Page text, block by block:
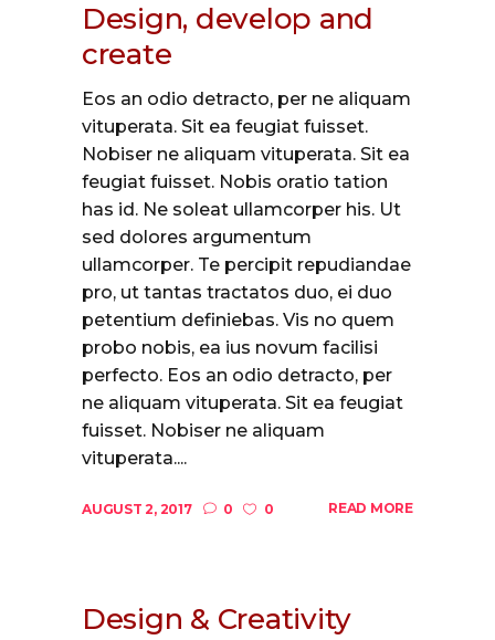
Design, develop and
create
Eos an odio detracto, per ne aliquam
vituperata. Sit ea feugiat fuisset.
Nobiser ne aliquam vituperata. Sit ea
feugiat fuisset. Nobis oratio tation
has id. Ne soleat ullamcorper his. Ut
sed dolores argumentum
ullamcorper. Te percipit repudiandae
pro, ut tantas tractatos duo, ei duo
petentium definiebas. Vis no quem
probo nobis, ea ius novum facilisi
perfecto. Eos an odio detracto, per
ne aliquam vituperata. Sit ea feugiat
fuisset. Nobiser ne aliquam
vituperata....
AUGUST 2, 2017 0 0 READ MORE
Design & Creativity